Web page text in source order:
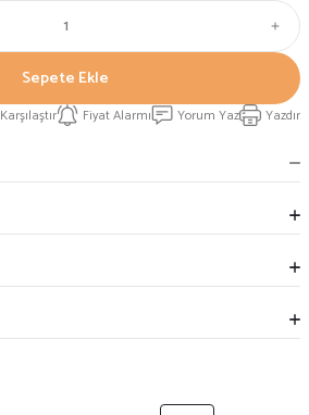
Sepete Ekle
Karşılaştır Fiyat Alarmı Yorum Yaz Yazdır